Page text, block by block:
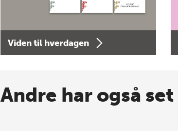
Viden til hverdagen
Andre har også set